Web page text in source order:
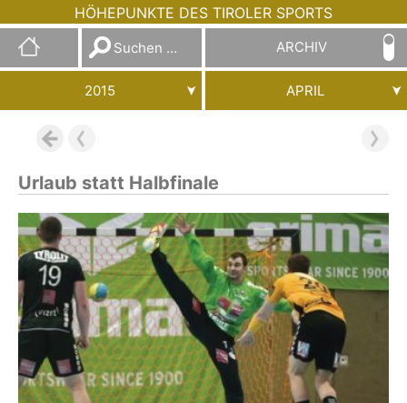
HÖHEPUNKTE DES TIROLER SPORTS
Suchen
nach:
ARCHIV
2015 APRIL
Urlaub statt Halbfinale